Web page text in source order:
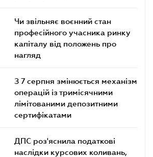
Чи звільняє воєнний стан
професійного учасника ринку
капіталу від положень про
нагляд
З 7 серпня змінюється механізм
операцій із тримісячними
лімітованими депозитними
сертифікатами
ДПС роз'яснила податкові
наслідки курсових коливань,